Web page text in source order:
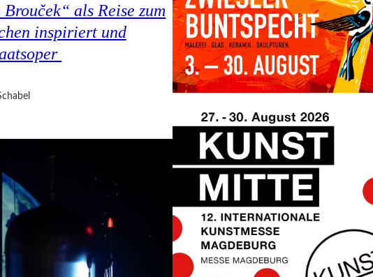
als Reise zum
inspiriert und